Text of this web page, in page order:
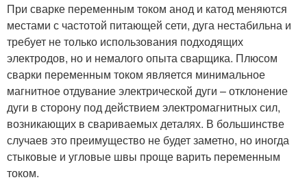
При сварке переменным током анод и катод меняются
местами с частотой питающей сети, дуга нестабильна и
требует не только использования подходящих
электродов, но и немалого опыта сварщика. Плюсом
сварки переменным током является минимальное
магнитное отдувание электрической дуги – отклонение
дуги в сторону под действием электромагнитных сил,
возникающих в свариваемых деталях. В большинстве
случаев это преимущество не будет заметно, но иногда
стыковые и угловые швы проще варить переменным
током.